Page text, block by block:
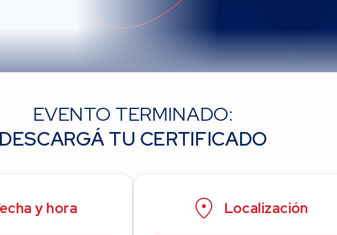
EVENTO TERMINADO:
TU CERTIFICADO
y hora Localización